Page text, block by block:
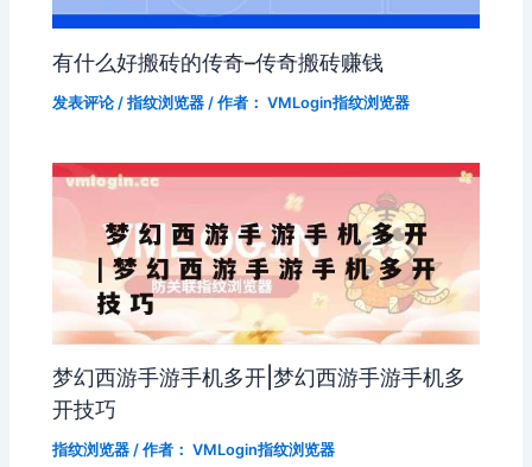
有什么好搬砖的传奇–传奇搬砖赚钱
发表评论 /指纹浏览器 / 作者： VMLogin指纹浏览器
梦幻西游手游手机多开|梦幻西游手游手机多
开技巧
指纹浏览器 / 作者： VMLogin指纹浏览器